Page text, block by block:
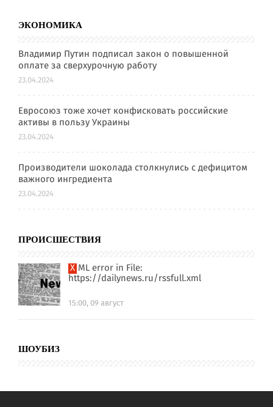
ЭКОНОМИКА
Владимир Путин подписал закон о повышенной
оплате за сверхурочную работу
23.04.2024
Евросоюз тоже хочет конфисковать российские
активы в пользу Украины
23.04.2024
Производители шоколада столкнулись с дефицитом
важного ингредиента
23.04.2024
ПРОИСШЕСТВИЯ
XML error in File:
https://dailynews.ru/rssfull.xml
15:00, 09 август
ШОУБИЗ